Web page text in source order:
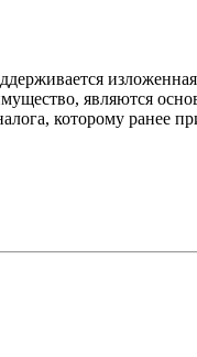
являются
которому ранее